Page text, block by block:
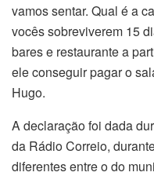
vamos sentar. Qual é a
vocês sobreviverem 15
bares e restaurante a
ele conseguir pagar o
Hugo.
A declaração foi dada
da Rádio Correio,
diferentes entre o do